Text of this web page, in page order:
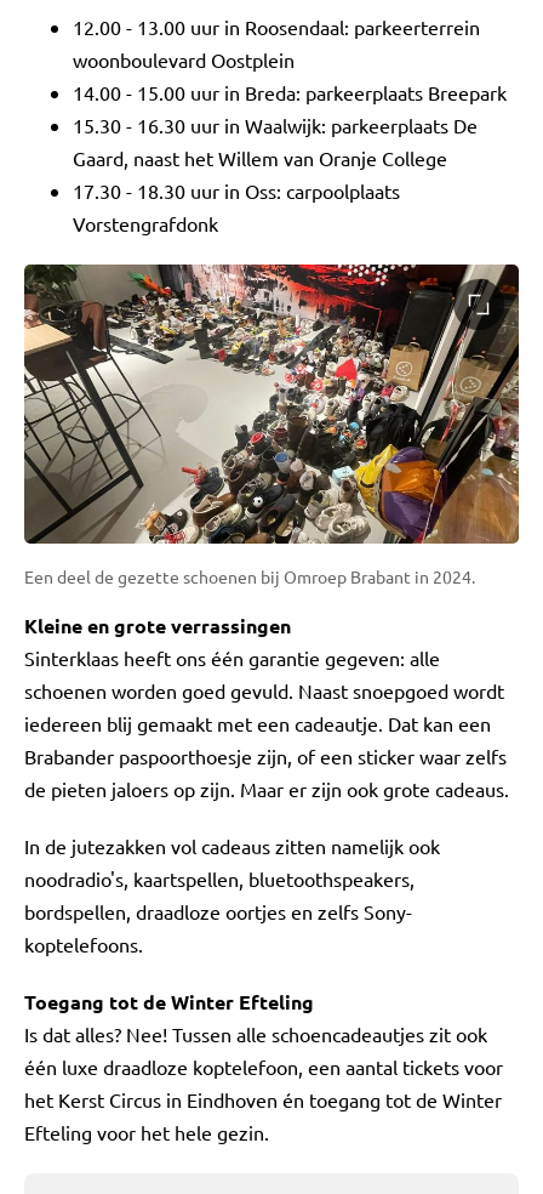
12.00 - 13.00 uur in Roosendaal: parkeerterrein
woonboulevard Oostplein
14.00 - 15.00 uur in Breda: parkeerplaats Breepark
15.30 - 16.30 uur in Waalwijk: parkeerplaats De
Gaard, naast het Willem van Oranje College
17.30 - 18.30 uur in Oss: carpoolplaats
Vorstengrafdonk
Een deel de gezette schoenen bij Omroep Brabant in 2024.
Kleine en grote verrassingen
Sinterklaas heeft ons één garantie gegeven: alle
schoenen worden goed gevuld. Naast snoepgoed wordt
iedereen blij gemaakt met een cadeautje. Dat kan een
Brabander paspoorthoesje zijn, of een sticker waar zelfs
de pieten jaloers op zijn. Maar er zijn ook grote cadeaus.
In de jutezakken vol cadeaus zitten namelijk ook
noodradio's, kaartspellen, bluetoothspeakers,
bordspellen, draadloze oortjes en zelfs Sony-
koptelefoons.
Toegang tot de Winter Efteling
Is dat alles? Nee! Tussen alle schoencadeautjes zit ook
één luxe draadloze koptelefoon, een aantal tickets voor
het Kerst Circus in Eindhoven én toegang tot de Winter
Efteling voor het hele gezin.